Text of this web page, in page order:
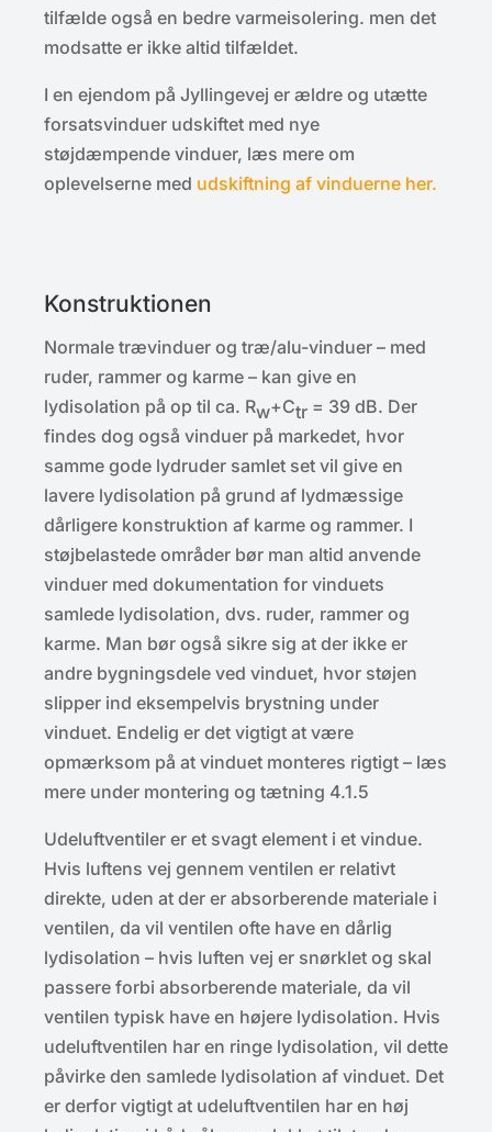
tilfælde også en bedre varmeisolering. men det
modsatte er ikke altid tilfældet.
I en ejendom på Jyllingevej er ældre og utætte
forsatsvinduer udskiftet med nye
støjdæmpende vinduer, læs mere om
oplevelserne med udskiftning af vinduerne her.
Konstruktionen
Normale trævinduer og træ/alu-vinduer – med
ruder, rammer og karme – kan give en
lydisolation på op til ca. Rw+Ctr = 39 dB. Der
findes dog også vinduer på markedet, hvor
samme gode lydruder samlet set vil give en
lavere lydisolation på grund af lydmæssige
dårligere konstruktion af karme og rammer. I
støjbelastede områder bør man altid anvende
vinduer med dokumentation for vinduets
samlede lydisolation, dvs. ruder, rammer og
karme. Man bør også sikre sig at der ikke er
andre bygningsdele ved vinduet, hvor støjen
slipper ind eksempelvis brystning under
vinduet. Endelig er det vigtigt at være
opmærksom på at vinduet monteres rigtigt – læs
mere under montering og tætning 4.1.5
Udeluftventiler er et svagt element i et vindue.
Hvis luftens vej gennem ventilen er relativt
direkte, uden at der er absorberende materiale i
ventilen, da vil ventilen ofte have en dårlig
lydisolation – hvis luften vej er snørklet og skal
passere forbi absorberende materiale, da vil
ventilen typisk have en højere lydisolation. Hvis
udeluftventilen har en ringe lydisolation, vil dette
påvirke den samlede lydisolation af vinduet. Det
er derfor vigtigt at udeluftventilen har en høj